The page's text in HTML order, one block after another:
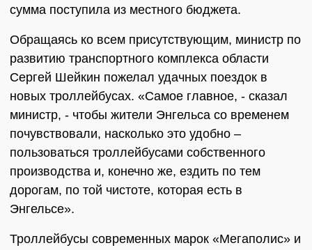
сумма поступила из местного бюджета.
Обращаясь ко всем присутствующим, министр по
развитию транспортного комплекса области
Сергей Шейкин пожелал удачных поездок в
новых троллейбусах. «Самое главное, - сказал
министр, - чтобы жители Энгельса со временем
почувствовали, насколько это удобно –
пользоваться троллейбусами собственного
производства и, конечно же, ездить по тем
дорогам, по той чистоте, которая есть в
Энгельсе».
Троллейбусы современных марок «Мегаполис» и